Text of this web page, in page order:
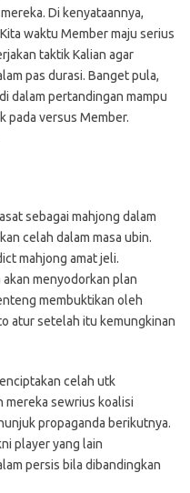
Di kenyataannya,
waktu Member maju serius
taktik Kalian agar
pas durasi. Banget pula,
dalam pertandingan mampu
pada versus Member.
sebagai mahjong dalam
celah dalam masa ubin.
mahjong amat jeli.
menyodorkan plan
membuktikan oleh
atur setelah itu kemungkinan
celah utk
mereka sewrius koalisi
propaganda berikutnya.
player yang lain
persis bila dibandingkan